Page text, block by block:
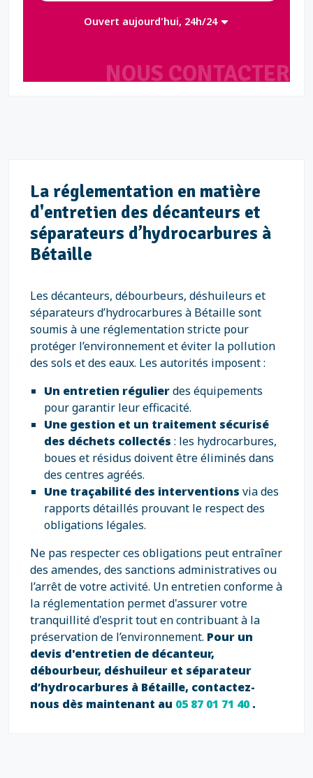
NOUS CONTACTER
Ouvert aujourd'hui, 24h/24
La réglementation en matière
d'entretien des décanteurs et
séparateurs d’hydrocarbures à
Bétaille
Les décanteurs, débourbeurs, déshuileurs et
séparateurs d’hydrocarbures à Bétaille sont
soumis à une réglementation stricte pour
protéger l’environnement et éviter la pollution
des sols et des eaux. Les autorités imposent :
Un entretien régulierdes équipements
pour garantir leur efficacité.
Une gestion et un traitement sécurisé
des déchets collectés : les hydrocarbures,
boues et résidus doivent être éliminés dans
des centres agréés.
Une traçabilité des interventions via des
rapports détaillés prouvant le respect des
obligations légales.
Ne pas respecter ces obligations peut entraîner
des amendes, des sanctions administratives ou
l’arrêt de votre activité. Un entretien conforme à
la réglementation permet d'assurer votre
tranquillité d'esprit tout en contribuant à la
préservation de l’environnement. Pour un
devis d'entretien de décanteur,
débourbeur, déshuileur et séparateur
d’hydrocarbures à Bétaille, contactez-
nous dès maintenant au 05 87 01 71 40.